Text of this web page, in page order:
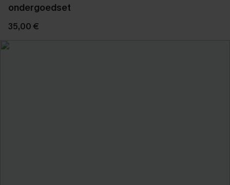
ondergoedset
35,00 €